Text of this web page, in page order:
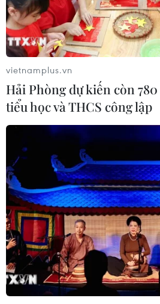
Chó "không gây dị ứng" - bước
mới của công nghệ chỉnh sửa
Anh thúc đẩy sử dụng robot
phẫu thuật nội soi
03/08/2026 10:34
Châu Phi khẳng định
tự chủ công nghệ trong không
vũ trụ
03/08/2026 09:32
Robot hình người
vietnamplus.vn
Hải Phòng dự kiến còn
tiểu học và THCS công lập